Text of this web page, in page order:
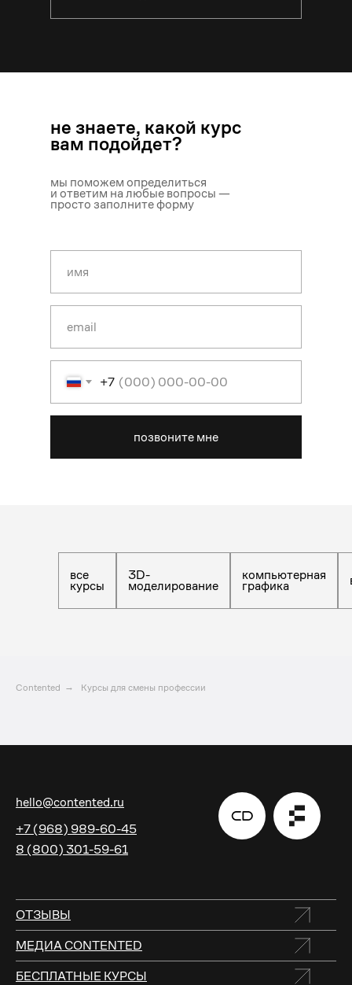
мы поможем определиться
и ответим на любые вопросы —
просто заполните форму
не знаете, какой курс
вам подойдет?
+7
позвоните мне
все
курсы
3D-
моделирование
компьютерная
графика
Contented → Курсы для смены профессии
hello@contented.ru
+7 (968) 989-60-45
8 (800) 301-59-61
ОТЗЫВЫ
МЕДИА CONTENTED
БЕСПЛАТНЫЕ КУРСЫ